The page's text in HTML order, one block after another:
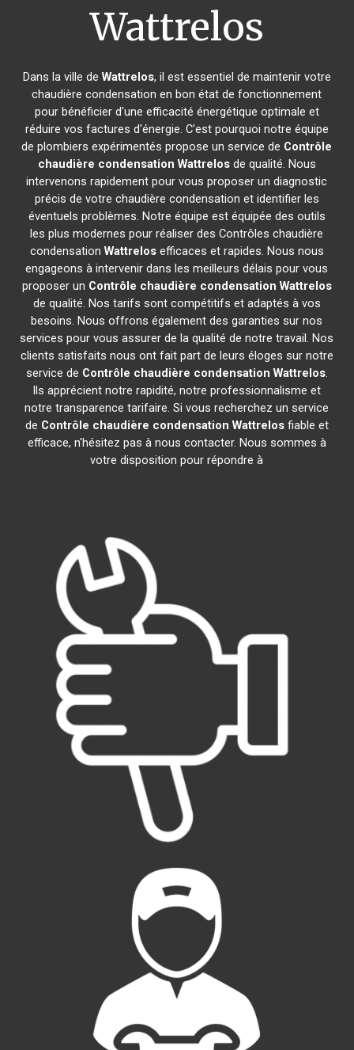
Wattrelos
Dans la ville de Wattrelos, il est essentiel de maintenir votre
chaudière condensation en bon état de fonctionnement
pour bénéficier d'une efficacité énergétique optimale et
réduire vos factures d'énergie. C'est pourquoi notre équipe
de plombiers expérimentés propose un service de Contrôle
chaudière condensation Wattrelosde qualité. Nous
intervenons rapidement pour vous proposer un diagnostic
précis de votre chaudière condensation et identifier les
éventuels problèmes. Notre équipe est équipée des outils
les plus modernes pour réaliser des Contrôles chaudière
condensation Wattrelosefficaces et rapides. Nous nous
engageons à intervenir dans les meilleurs délais pour vous
proposer un Contrôle chaudière condensation Wattrelos
de qualité. Nos tarifs sont compétitifs et adaptés à vos
besoins. Nous offrons également des garanties sur nos
services pour vous assurer de la qualité de notre travail. Nos
clients satisfaits nous ont fait part de leurs éloges sur notre
service de Contrôle chaudière condensation Wattrelos.
Ils apprécient notre rapidité, notre professionnalisme et
notre transparence tarifaire. Si vous recherchez un service
de Contrôle chaudière condensation Wattrelosfiable et
efficace, n'hésitez pas à nous contacter. Nous sommes à
votre disposition pour répondre à